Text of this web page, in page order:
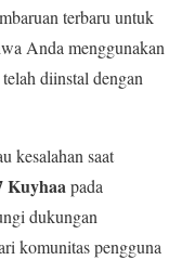
terbaru untuk
Anda menggunakan
diinstal dengan
kesalahan saat
Kuyhaapada
dukungan
komunitas pengguna